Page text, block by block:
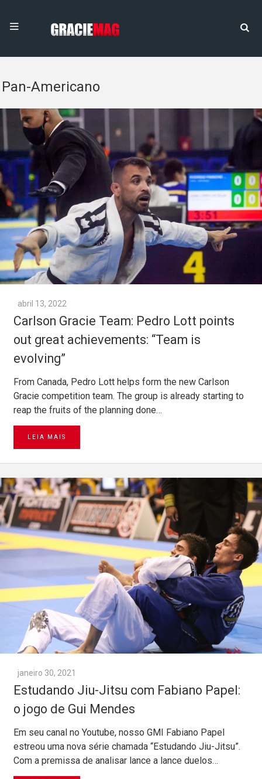
Pan-Americano
abril 13, 2022
Carlson Gracie Team: Pedro Lott points
out great achievements: “Team is
evolving”
From Canada, Pedro Lott helps form the new Carlson
Gracie competition team. The group is already starting to
reap the fruits of the planning done…
LEIA MAIS
janeiro 30, 2021
Estudando Jiu-Jitsu com Fabiano Papel:
o jogo de Gui Mendes
Em seu canal no Youtube, nosso GMI Fabiano Papel
estreou uma nova série chamada “Estudando Jiu-Jitsu”.
Com a premissa de analisar lance a lance duelos…